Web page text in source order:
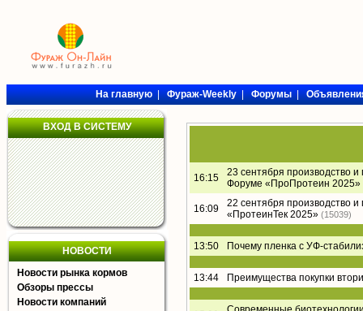
На главную|Фураж-Weekly|Форумы|
ВХОД В СИСТЕМУ
НОВОСТИ
Новости рынка кормов
Обзоры прессы
Новости компаний
16:15
23 сентября производство
Форуме «ПроПротеин 2025»
16:09
22 сентября производство
«ПротеинТек 2025» (15039)
13:50 Почему пленка с УФ-
13:44 Преимущества покупки